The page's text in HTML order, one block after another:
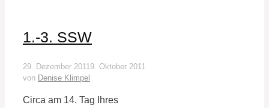
1.-3. SSW
29. Dezember 2011 9. Oktober 2011
von Denise Klimpel
Circa am 14. Tag Ihres